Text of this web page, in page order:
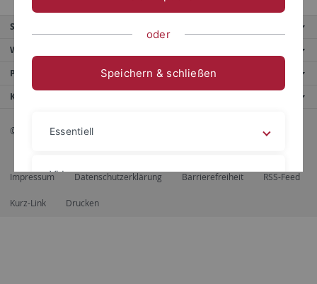
Service
Weitere Angebote
Portale
Kontaktinfo
© 2026 Eberhard Karls Universität Tübingen, Tübingen
Impressum Datenschutzerklärung Barrierefreiheit RSS-Feed
Kurz-Link Drucken
oder
Speichern & schließen
Essentiell
Videos